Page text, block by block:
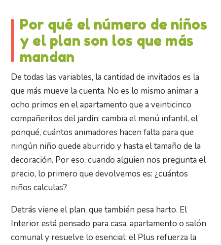
Por qué el número de niños
y el plan son los que más
mandan
De todas las variables, la cantidad de invitados es la
que más mueve la cuenta. No es lo mismo animar a
ocho primos en el apartamento que a veinticinco
compañeritos del jardín: cambia el menú infantil, el
ponqué, cuántos animadores hacen falta para que
ningún niño quede aburrido y hasta el tamaño de la
decoración. Por eso, cuando alguien nos pregunta el
precio, lo primero que devolvemos es: ¿cuántos
niños calculas?
Detrás viene el plan, que también pesa harto. El
Interior está pensado para casa, apartamento o salón
comunal y resuelve lo esencial; el Plus refuerza la